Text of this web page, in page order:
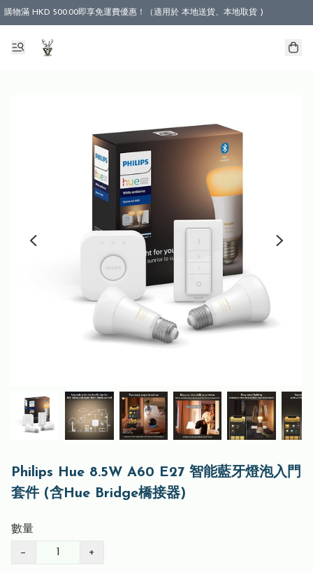
購物滿 HKD 500.00即享免運費優惠！（適用於 本地送貨、本地取貨 )
Philips Hue 8.5W A60 E27 智能藍牙燈泡入門
套件 (含Hue Bridge橋接器)
數量
− +